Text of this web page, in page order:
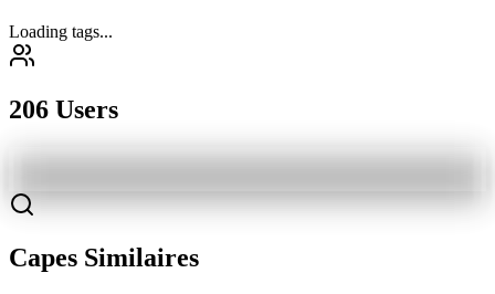
Loading tags...
206 Users
Capes Similaires